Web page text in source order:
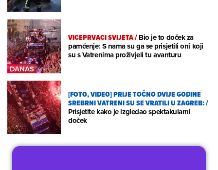
VICEPRVACI SVIJETA/Bio je to doček za
pamćenje: S nama su ga se prisjetili oni koji
su s Vatrenima proživjeli tu avanturu
[FOTO, VIDEO] PRIJE TOČNO DVIJE GODINE
SREBRNI VATRENI SU SE VRATILI U ZAGREB:/
Prisjetite kako je izgledao spektakularni
doček